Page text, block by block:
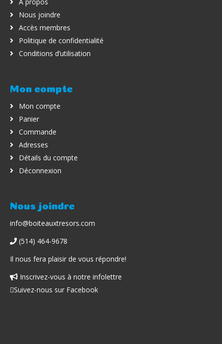
Nous joindre
Accès membres
Politique de confidentialité
Conditions d’utilisation
Mon compte
Mon compte
Panier
Commande
Adresses
Détails du compte
Déconnexion
Nous joindre
info@boiteauxtresors.com
(514) 464-9678
Il nous fera plaisir de vous répondre!
Inscrivez-vous à notre infolettre
Facebook
Suivez-nous sur Facebook